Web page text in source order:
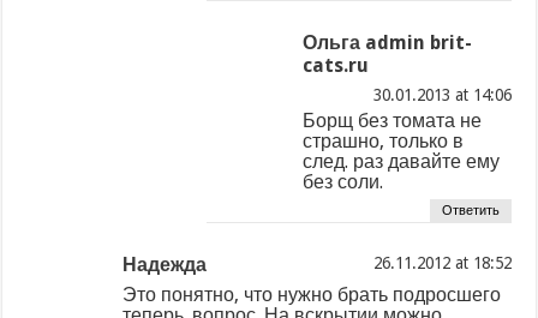
Ольга admin brit-
cats.ru
at
Борщ без томата не
страшно, только в
след. раз давайте ему
без соли.
Ответить
Надежда at
Это понятно, что нужно брать подросшего